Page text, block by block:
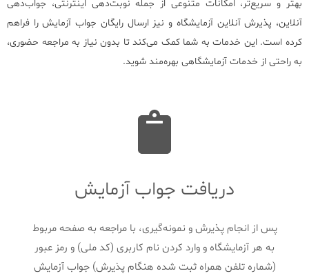
بهتر و سریع‌تر، امکانات متنوعی از جمله نوبت‌دهی اینترنتی، جواب‌دهی
آنلاین، پذیرش آنلاین آزمایشگاه و نیز ارسال رایگان جواب آزمایش را فراهم
کرده است. این خدمات به شما کمک می‌کند تا بدون نیاز به مراجعه حضوری،
به راحتی از خدمات آزمایشگاهی بهره‌مند شوید.
دریافت جواب آزمایش
پس از انجام پذیرش و نمونه‌گیری، با مراجعه به صفحه مربوط
به هر آزمایشگاه و وارد کردن نام کاربری (کد ملی) و رمز عبور
(شماره تلفن همراه ثبت شده هنگام پذیرش) جواب آزمایش